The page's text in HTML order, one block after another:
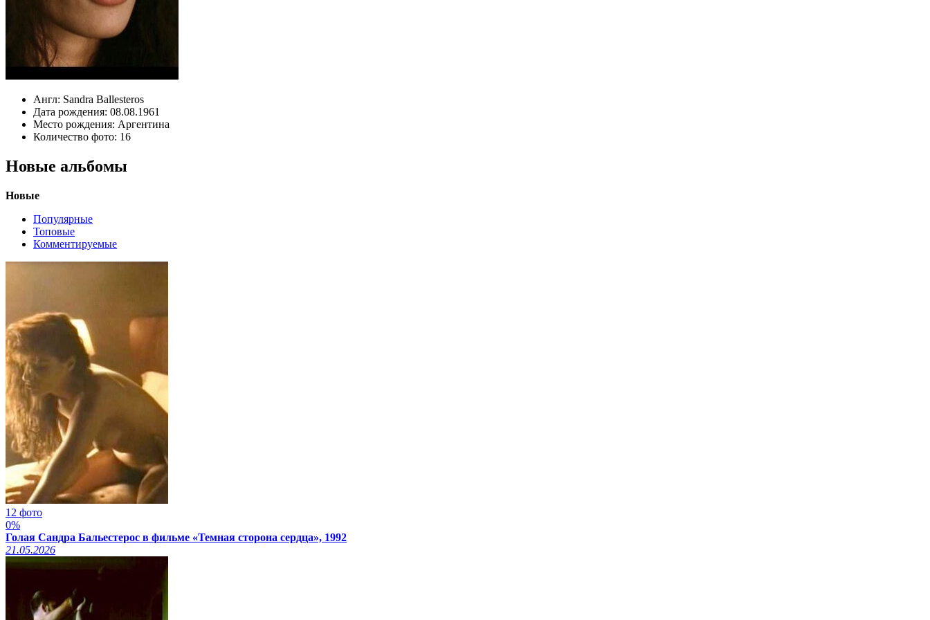
Англ: Sandra Ballesteros
Дата рождения: 08.08.1961
Место рождения: Аргентина
Количество фото: 16
Новые альбомы
Новые
Популярные
Топовые
Комментируемые
12 фото
0%
Голая Сандра Бальестерос в фильме «Темная сторона сердца», 1992
21.05.2026